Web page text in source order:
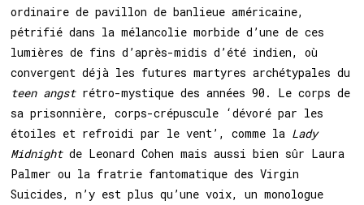
ordinaire de pavillon de banlieue américaine,
pétrifié dans la mélancolie morbide d’une de ces
lumières de fins d’après-midis d’été indien, où
convergent déjà les futures martyres archétypales du
teen angstrétro-mystique des années 90. Le corps de
sa prisonnière, corps-crépuscule ‘dévoré par les
étoiles et refroidi par le vent’, comme la Lady
Midnightde Leonard Cohen mais aussi bien sûr Laura
Palmer ou la fratrie fantomatique des Virgin
Suicides, n’y est plus qu’une voix, un monologue